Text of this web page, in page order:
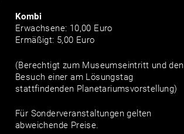
Kombi
Erwachsene: 10,00 Euro
Ermäßigt: 5,00 Euro
(Berechtigt zum Museumseintritt und den
Besuch einer am Lösungstag
stattfindenden Planetariumsvorstellung)
Für Sonderveranstaltungen gelten
abweichende Preise.